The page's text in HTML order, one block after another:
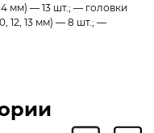
14 мм) — 13 шт.; — головки
12, 13 мм) — 8 шт.; —